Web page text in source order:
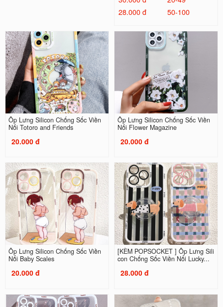
28.000 đ
50-100
Ốp Lưng Silicon Chống Sốc Viền
Nổi Totoro and Friends
20.000 đ
Ốp Lưng Silicon Chống Sốc Viền
Nổi Flower Magazine
20.000 đ
Ốp Lưng Silicon Chống Sốc Viền
Nổi Baby Scales
20.000 đ
[KÈM POPSOCKET ] Ốp Lưng Sili
con Chống Sốc Viền Nổi Lucky...
28.000 đ